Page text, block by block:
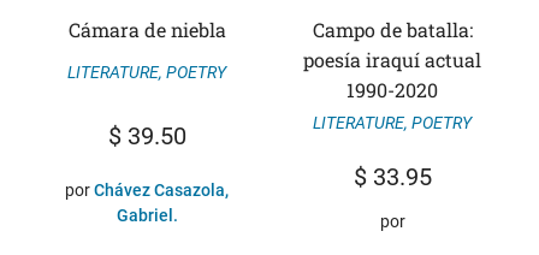
Cámara de niebla
LITERATURE, POETRY
$39.50
porChávez Casazola,
Gabriel.
Campo de batalla:
poesía iraquí actual
1990-2020
LITERATURE, POETRY
$33.95
por